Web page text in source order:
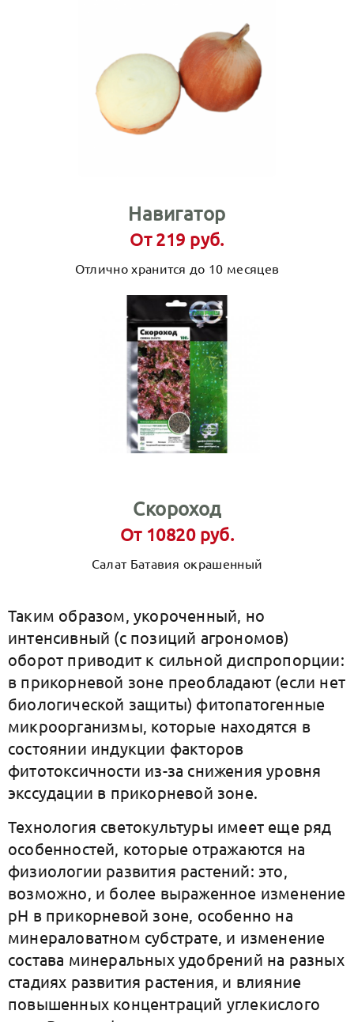
Навигатор
От 219 руб.
Отлично хранится до 10 месяцев
Скороход
От 10820 руб.
Салат Батавия окрашенный
Таким образом, укороченный, но
интенсивный (с позиций агрономов)
оборот приводит к сильной диспропорции:
в прикорневой зоне преобладают (если нет
биологической защиты) фитопатогенные
микроорганизмы, которые находятся в
состоянии индукции факторов
фитотоксичности из-за снижения уровня
экссудации в прикорневой зоне.
Технология cветокультуры имеет еще ряд
особенностей, которые отражаются на
физиологии развития растений: это,
возможно, и более выраженное изменение
рН в прикорневой зоне, особенно на
минераловатном субстрате, и изменение
состава минеральных удобрений на разных
стадиях развития растения, и влияние
повышенных концентраций углекислого